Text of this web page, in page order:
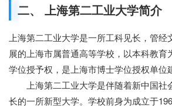
二、 上海第二工业大学简介
上海第二工业大学是一所工科见长，管
展的上海市属普通高等学校，以本科教育
学位授予权，是上海市博士学位授权单位
上海第二工业大学是伴随着新中国社
长的一所新型大学。学校前身为成立于